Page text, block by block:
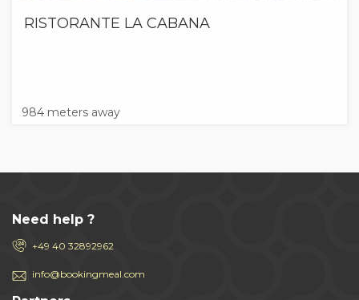
RISTORANTE LA CABANA
984 meters away
Need help ?
+49 40 32892962
info@bookingmeal.com